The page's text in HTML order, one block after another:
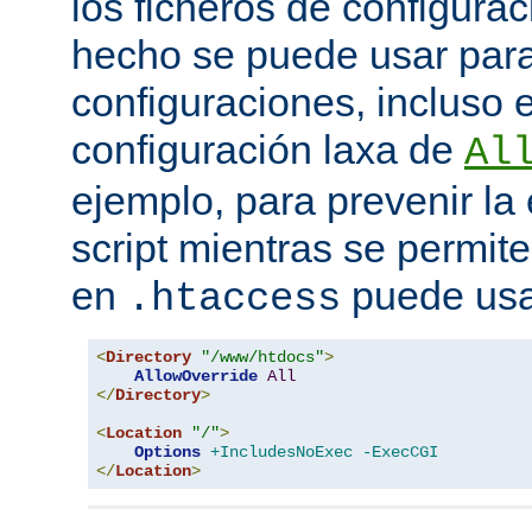
hecho se puede usar
configuraciones, incluso
configuración laxa de
ejemplo, para prevenir la
script mientras se
en .htaccess puede
<Directory "/www/htdocs">
AllowOverride All
</Directory>
<Location "/">
Options +IncludesNoExec
-ExecCGI
</Location>